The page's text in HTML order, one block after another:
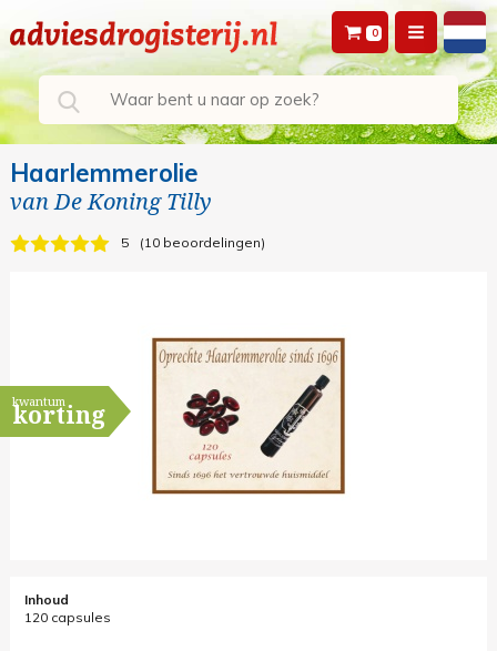
0
Haarlemmerolie
vanDe Koning Tilly
5 10 beoordelingen
kwantum
korting
Inhoud
120 capsules